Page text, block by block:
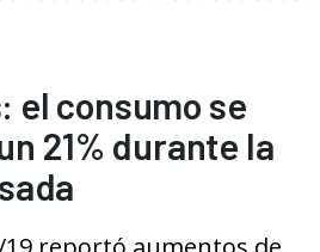
el consumo se
21% durante la